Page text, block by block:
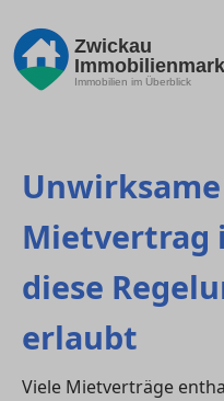
Zwickau
Immobilien im Überblick
Mietvertrag
diese
erlaubt
Viele Mietverträge